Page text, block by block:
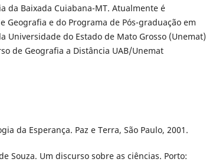
da Baixada Cuiabana-MT. Atualmente é
Geografia e do Programa de Pós-graduação em
Universidade do Estado de Mato Grosso (Unemat)
de Geografia a Distância UAB/Unemat
da Esperança. Paz e Terra, São Paulo, 2001.
Souza. Um discurso sobre as ciências. Porto: